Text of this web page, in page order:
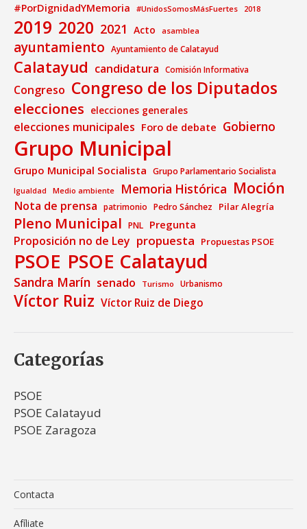
#PorDignidadYMemoria #UnidosSomosMásFuertes 2018
2019 2020 2021 Acto asamblea
ayuntamiento Ayuntamiento de Calatayud
Calatayud candidatura Comisión Informativa
Congreso Congreso de los Diputados
elecciones elecciones generales
elecciones municipales Foro de debate Gobierno
Grupo Municipal
Grupo Municipal Socialista Grupo Parlamentario Socialista
Igualdad Medio ambiente Memoria Histórica Moción
Nota de prensa patrimonio Pedro Sánchez Pilar Alegría
Pleno Municipal PNL Pregunta
Proposición no de Ley propuesta Propuestas PSOE
PSOE PSOE Calatayud
Sandra Marín senado Turismo Urbanismo
Víctor Ruiz Víctor Ruiz de Diego
Categorías
PSOE
PSOE Calatayud
PSOE Zaragoza
Contacta
Afíliate